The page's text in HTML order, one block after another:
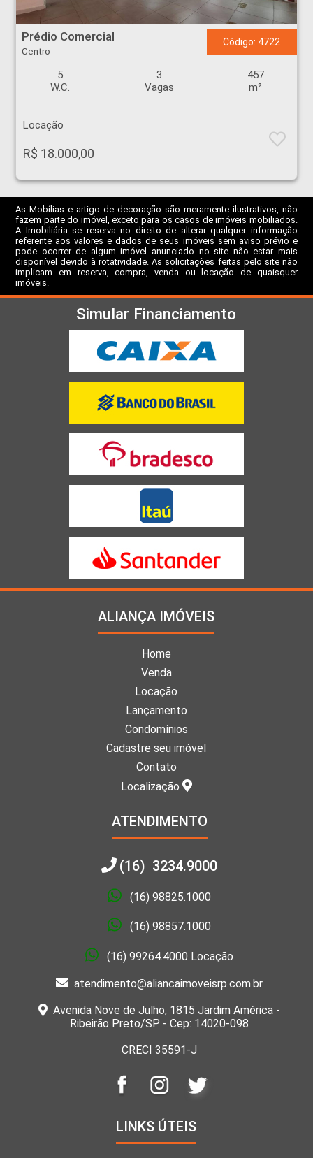
Prédio Comercial
Centro
Código: 4722
5
W.C.
3
Vagas
457
m²
Locação
R$ 18.000,00
As Mobílias e artigo de decoração são meramente ilustrativos, não
fazem parte do imóvel, exceto para os casos de imóveis mobiliados.
A Imobiliária se reserva no direito de alterar qualquer informação
referente aos valores e dados de seus imóveis sem aviso prévio e
pode ocorrer de algum imóvel anunciado no site não estar mais
disponível devido à rotatividade. As solicitações feitas pelo site não
implicam em reserva, compra, venda ou locação de quaisquer
imóveis.
Simular Financiamento
ALIANÇA IMÓVEIS
Home
Venda
Locação
Lançamento
Condomínios
Cadastre seu imóvel
Contato
Localização
ATENDIMENTO
(16) 3234.9000
(16) 98825.1000
(16) 98857.1000
(16) 99264.4000 Locação
atendimento@aliancaimoveisrp.com.br
Avenida Nove de Julho, 1815 Jardim América -
Ribeirão Preto/SP - Cep: 14020-098
CRECI 35591-J
LINKS ÚTEIS